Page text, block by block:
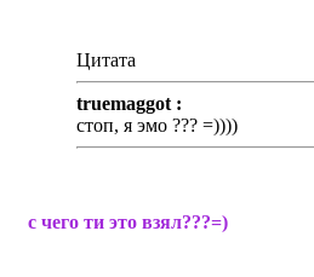
Цитата
truemaggot :
стоп, я эмо ??? =))))
с чего ти это взял???=)